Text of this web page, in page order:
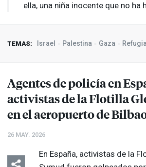
ella, una niña inocente que no ha
TEMAS: Israel Palestina Gaza
Agentes de policía en
activistas de la Flotilla
en el aeropuerto de
26 MAY. 2026
En España, activistas de la